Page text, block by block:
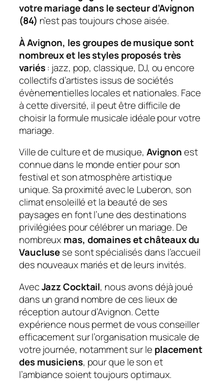
votre mariage dans le secteur d’Avignon
(84) n’est pas toujours chose aisée.
À Avignon, les groupes de musique sont
nombreux et les styles proposés très
variés: jazz, pop, classique, DJ, ou encore
collectifs d’artistes issus de sociétés
évènementielles locales et nationales. Face
à cette diversité, il peut être difficile de
choisir la formule musicale idéale pour votre
mariage.
Ville de culture et de musique, Avignonest
connue dans le monde entier pour son
festival et son atmosphère artistique
unique. Sa proximité avec le Luberon, son
climat ensoleillé et la beauté de ses
paysages en font l’une des destinations
privilégiées pour célébrer un mariage. De
nombreux mas, domaines et châteaux du
Vauclusese sont spécialisés dans l’accueil
des nouveaux mariés et de leurs invités.
AvecJazz Cocktail, nous avons déjà joué
dans un grand nombre de ces lieux de
réception autour d’Avignon. Cette
expérience nous permet de vous conseiller
efficacement sur l’organisation musicale de
votre journée, notamment sur le placement
des musiciens, pour que le son et
l’ambiance soient toujours optimaux.